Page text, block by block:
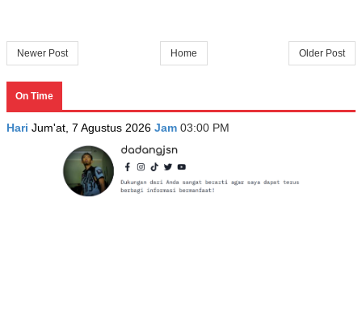
Newer Post Older Post
Home
On Time
Hari Jum'at, 7 Agustus 2026 Jam 03:00 PM